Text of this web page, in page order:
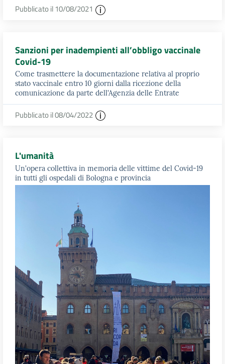
Pubblicato il 10/08/2021
Sanzioni per inadempienti all’obbligo vaccinale
Covid-19
Come trasmettere la documentazione relativa al proprio
stato vaccinale entro 10 giorni dalla ricezione della
comunicazione da parte dell'Agenzia delle Entrate
Pubblicato il 08/04/2022
L'umanità
Un'opera collettiva in memoria delle vittime del Covid-19
in tutti gli ospedali di Bologna e provincia